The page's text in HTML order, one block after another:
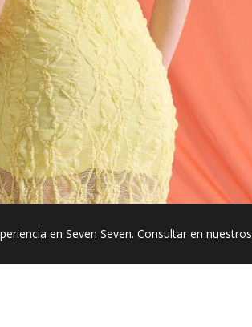
en Seven Seven. Consultar en nuestros